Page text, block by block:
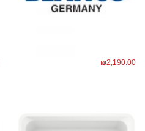
₪2,190.00